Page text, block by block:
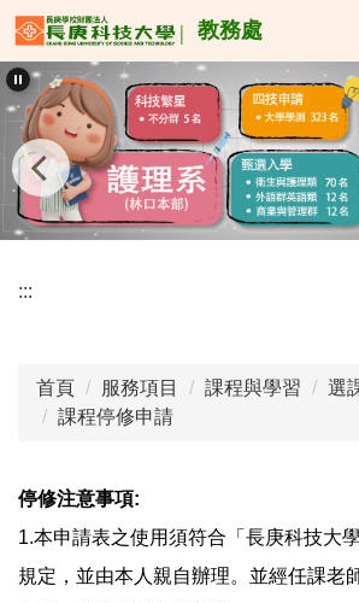
跳
到
主
要
內
容
區
教務處
:::
首頁 服務項目 課程與學習
選
課程停修申請
停修注意事項:
1.本申請表之使用須符合「長庚科技大
規定，並由本人親自辦理。並經任課老